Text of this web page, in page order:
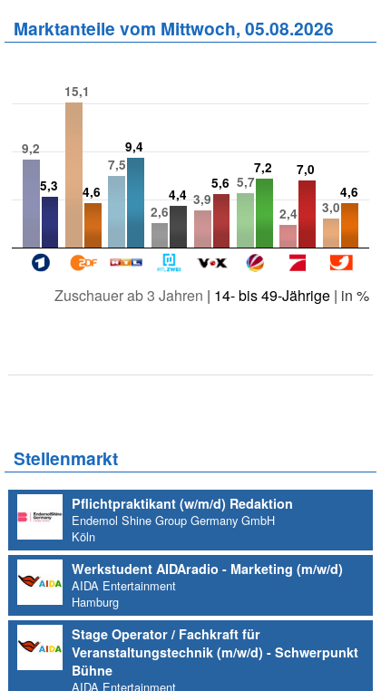
Marktanteile vom Mittwoch, 05.08.2026
9,2
15,1
7,5
2,6
3,9
5,7
2,4
3,0
5,3 4,6
9,4
4,4
5,6
7,2
7,0
4,6
Zuschauer ab 3 Jahren | 14- bis 49-Jährige| in %
Stellenmarkt
Pflichtpraktikant (w/m/d) Redaktion
Endemol Shine Group Germany GmbH
Köln
Werkstudent AIDAradio - Marketing (m/w/d)
AIDA Entertainment
Hamburg
Stage Operator / Fachkraft für
Veranstaltungstechnik (m/w/d) - Schwerpunkt
Bühne
AIDA Entertainment